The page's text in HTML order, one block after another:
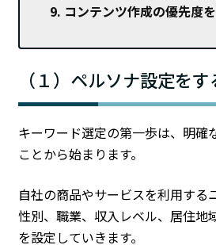
コンテンツ作成の優先度
（１）ペルソナ設定をす
キーワード選定の第一歩は、明確
ことから始まります。
自社の商品やサービスを利用する
性別、職業、収入レベル、居住地
を設定していきます。